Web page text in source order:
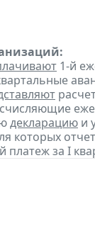
1-й
декларацию и
которых
платеж за I